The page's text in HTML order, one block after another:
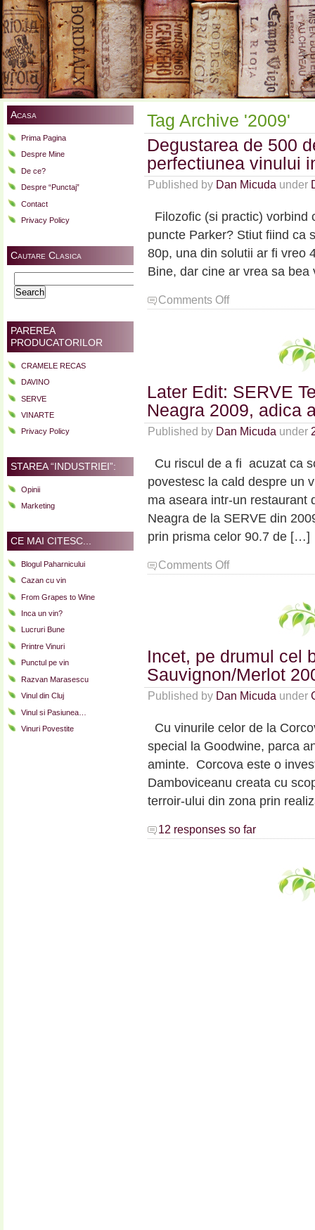
Acasa
Prima Pagina
Despre Mine
De ce?
Despre “Punctaj”
Contact
Privacy Policy
Cautare Clasica
for:
PAREREA
PRODUCATORILOR
CRAMELE RECAS
DAVINO
SERVE
VINARTE
Privacy Policy
STAREA “INDUSTRIEI”:
Opinii
Marketing
CE MAI CITESC...
Blogul Paharnicului
Cazan cu vin
From Grapes to Wine
Inca un vin?
Lucruri Bune
Printre Vinuri
Punctul pe vin
Razvan Marasescu
Vinul din Cluj
Vinul si Pasiunea…
Vinuri Povestite
Tag Archive '2009'
Degustarea de 500
perfectiunea vinului
Published by Dan Micuda under
Filozofic (si practic) vorbind
puncte Parker? Stiut fiind ca
80p, una din solutii ar fi vreo
Bine, dar cine ar vrea sa
Comments Offon
Degustarea
sau
perfectiunea
vinului
in
ipostaze
Later Edit: SERVE
Neagra 2009, adica
Published by Dan Micuda under
Cu riscul de a fi acuzat ca
povestesc la cald despre un
ma aseara intr-un restaurant
Neagra de la SERVE din
prin prisma celor 90.7 de […]
Comments Offon
Later
Neagra
2009,
adica
aia
medalie…
Incet, pe drumul cel
Sauvignon/Merlot
Published by Dan Micuda under
Cu vinurile celor de la
special la Goodwine, parca
aminte. Corcova este o
Damboviceanu creata cu
terroir-ului din zona prin
12 responses so far